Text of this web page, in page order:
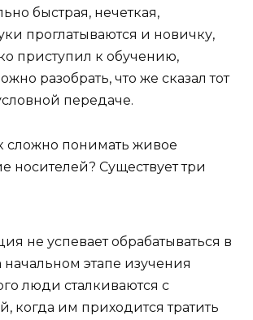
быстрая, нечеткая,
проглатываются и новичку,
приступил к обучению,
разобрать, что же сказал тот
передаче.
сложно понимать живое
носителей? Существует три
не успевает обрабатываться в
начальном этапе изучения
люди сталкиваются с
когда им приходится тратить